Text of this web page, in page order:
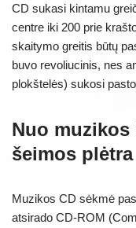
CD sukasi kintamu
centre iki 200 prie
skaitymo greitis būtų
buvo revoliucinis, nes
plokštelės) sukosi
Nuo
šeimos plėtra
Muzikos CD sėkmė
atsirado CD-ROM